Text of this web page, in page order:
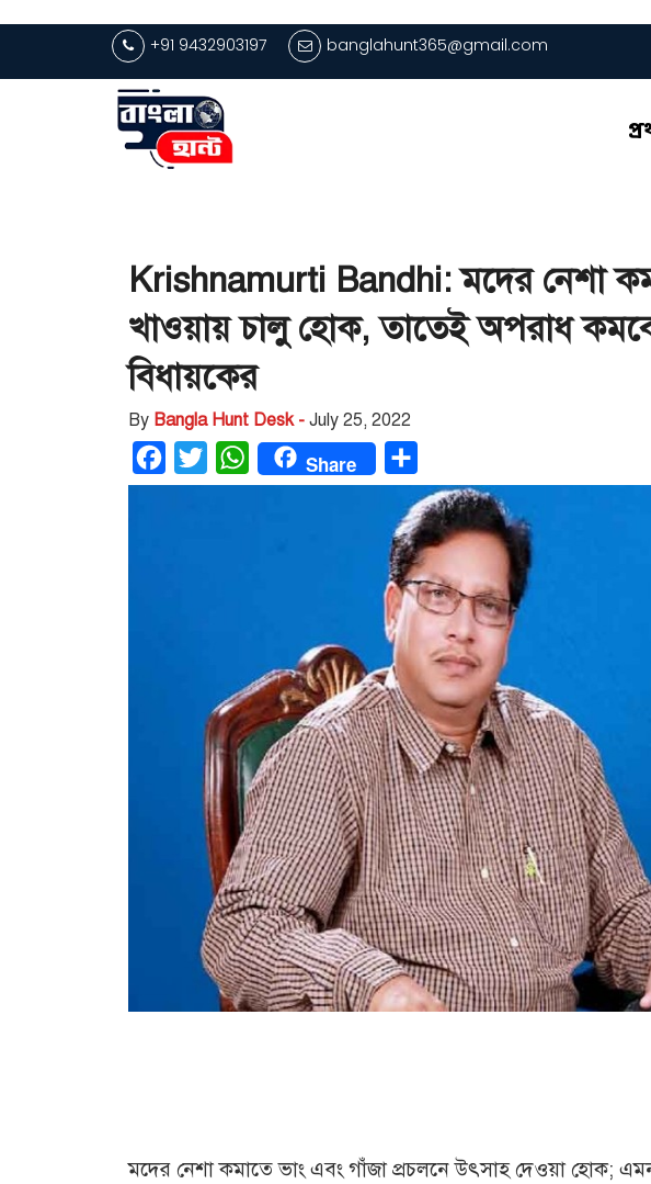
+91 9432903197 banglahunt365@gmail.com
Krishnamurti Bandhi: মদের নেশা
খাওয়ায় চালু হোক, তাতেই অপরাধ
বিধায়কের
By Bangla Hunt Desk - July 25, 2022
Facebook
Twitter WhatsAppShare
মদের নেশা কমাতে ভাং এবং গাঁজা প্রচলনে উৎসাহ দেওয়া হোক;